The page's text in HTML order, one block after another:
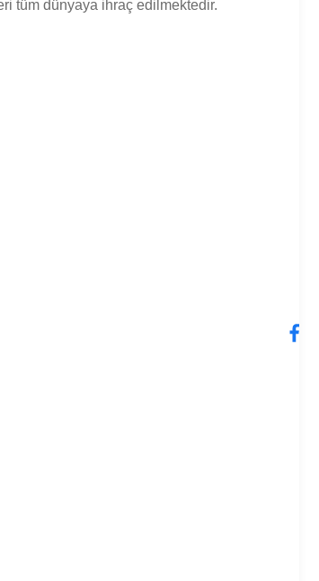
tüm dünyaya ihraç edilmektedir.